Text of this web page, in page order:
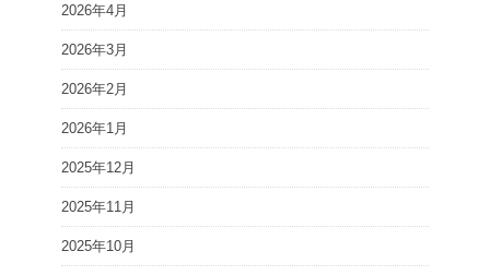
2026年4月
2026年3月
2026年2月
2026年1月
2025年12月
2025年11月
2025年10月